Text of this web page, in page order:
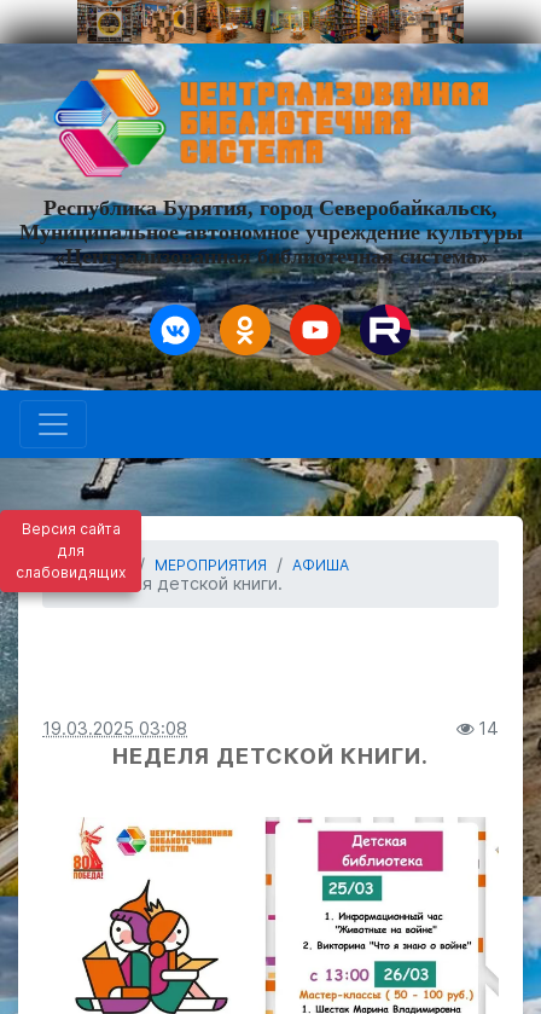
Версия сайта
для
слабовидящих
Республика Бурятия, город Северобайкальск,
Муниципальное автономное учреждение культуры
«Централизованная библиотечная система»
МЕРОПРИЯТИЯ АФИША
Неделя детской книги.
19.03.2025 03:08 14
НЕДЕЛЯ ДЕТСКОЙ КНИГИ.